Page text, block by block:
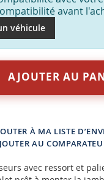
avant
véhicule
AJOUTER AU
À MA LISTE
AU
avec ressort et